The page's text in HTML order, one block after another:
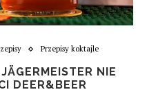
Przepisy koktajle
NIE
DEER&BEER